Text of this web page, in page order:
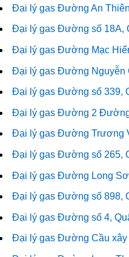
Đại lý gas Đường An
Đại lý gas Đường số 18A,
Đại lý gas Đường Mạc
Đại lý gas Đường Nguyễn
Đại lý gas Đường số 339,
Đại lý gas Đường 2
Đại lý gas Đường Trương
Đại lý gas Đường số 265,
Đại lý gas Đường Long
Đại lý gas Đường số 898,
Đại lý gas Đường số 4,
Đại lý gas Đường Cầu xây